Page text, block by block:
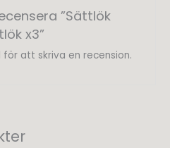
”Sättlök
x3”
för att skriva en recension.